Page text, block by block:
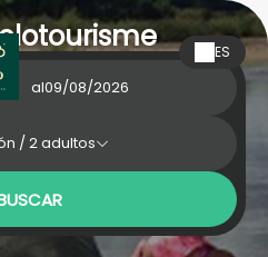
ES
al
/2adultos